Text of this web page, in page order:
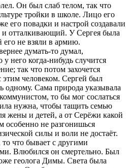
Он был слаб телом, так что
тройки в школе. Лицо его
его повадки и настрой создавали
и отталкивающий. У Сергея была
его не взяли в армию.
думать-то думал,
у него когда-нибудь случится
так что потом захочется
человеком. Сергей был
одному. Сама природа указывала
то бы мог сослаться
нужна, чтобы тащить семью
жены и детей, а от Серёжи какой
не разгонишься
силы и воли не достаёт.
что бывает с другими
Влюбился он смертельно. Был
геолога Димы. Света была